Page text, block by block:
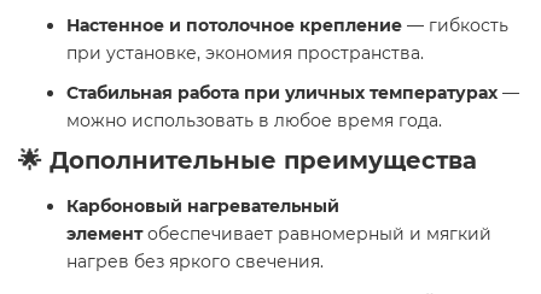
Настенное и потолочное крепление — гибкость
при установке, экономия пространства.
Стабильная работа при уличных температурах —
можно использовать в любое время года.
🌟 Дополнительные преимущества
Карбоновый нагревательный
элементобеспечивает равномерный и мягкий
нагрев без яркого свечения.